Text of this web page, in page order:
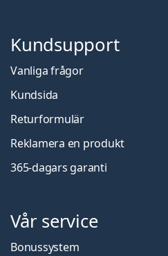
Kundsupport
Vanliga frågor
Kundsida
Returformulär
Reklamera en produkt
365-dagars garanti
Vår service
Bonussystem